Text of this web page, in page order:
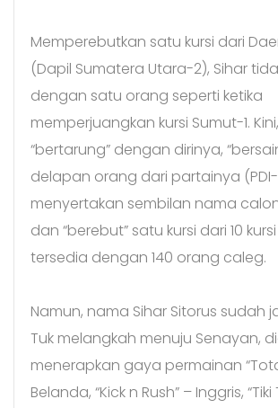
Memperebutkan satu kursi dari
(Dapil Sumatera Utara-2), Sihar
dengan satu orang seperti ketika
memperjuangkan kursi Sumut-1.
“bertarung” dengan dirinya,
delapan orang dari partainya
menyertakan sembilan nama
dan “berebut” satu kursi dari 10
tersedia dengan 140 orang caleg.
Namun, nama Sihar Sitorus sudah
Tuk melangkah menuju Senayan,
menerapkan gaya permainan
Belanda, “Kick n Rush” – Inggris, “Tiki